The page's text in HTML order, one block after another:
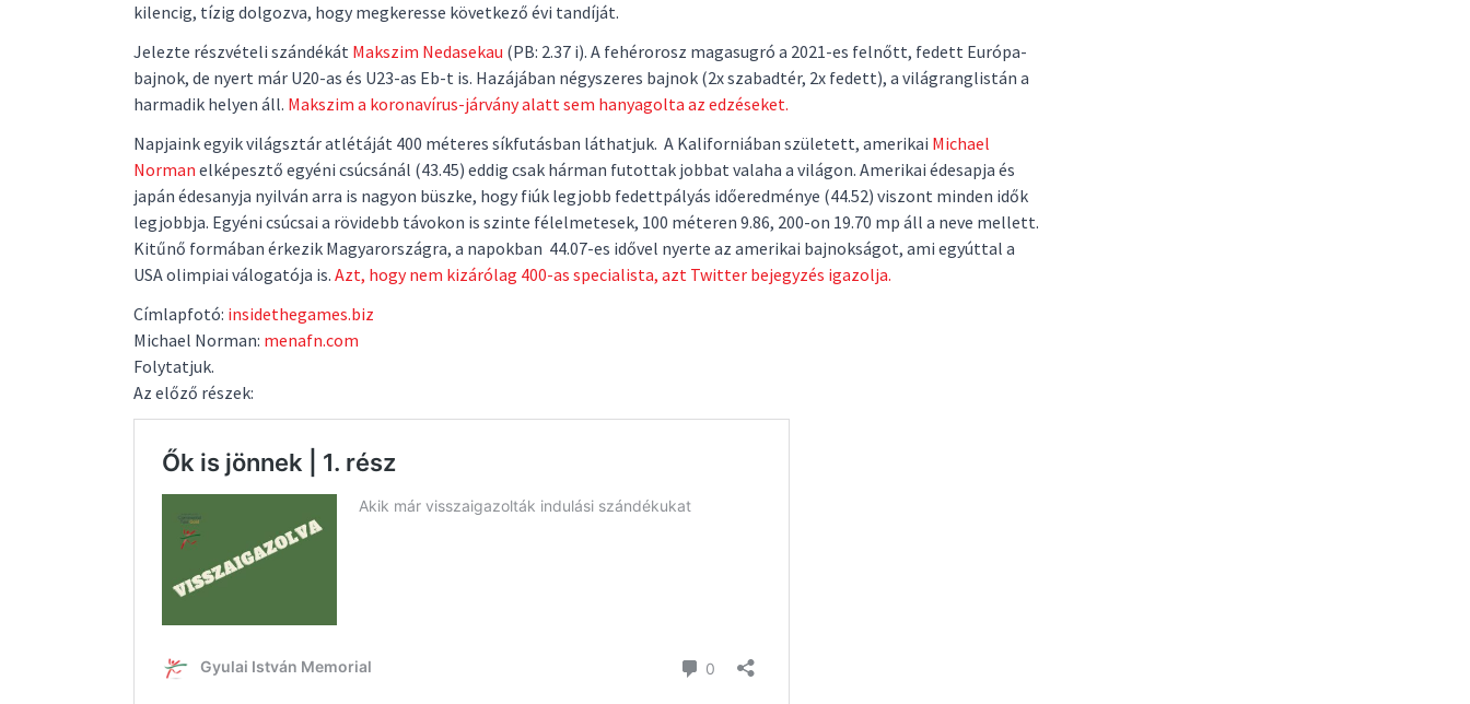
kilencig, tízig dolgozva, hogy megkeresse következő évi tandíját.
Jelezte részvételi szándékát Makszim Nedasekau (PB: 2.37 i). A fehérorosz magasugró a 2021-es felnőtt, fedett Európa-
bajnok, de nyert már U20-as és U23-as Eb-t is. Hazájában négyszeres bajnok (2x szabadtér, 2x fedett), a világranglistán a
harmadik helyen áll. Makszim a koronavírus-járvány alatt sem hanyagolta az edzéseket.
Napjaink egyik világsztár atlétáját 400 méteres síkfutásban láthatjuk. A Kaliforniában született, amerikai Michael
Norman elképesztő egyéni csúcsánál (43.45) eddig csak hárman futottak jobbat valaha a világon. Amerikai édesapja és
japán édesanyja nyilván arra is nagyon büszke, hogy fiúk legjobb fedettpályás időeredménye (44.52) viszont minden idők
legjobbja. Egyéni csúcsai a rövidebb távokon is szinte félelmetesek, 100 méteren 9.86, 200-on 19.70 mp áll a neve mellett.
Kitűnő formában érkezik Magyarországra, a napokban 44.07-es idővel nyerte az amerikai bajnokságot, ami egyúttal a
USA olimpiai válogatója is. Azt, hogy nem kizárólag 400-as specialista, azt Twitter bejegyzés igazolja.
Címlapfotó: insidethegames.biz
Michael Norman: menafn.com
Folytatjuk.
Az előző részek: